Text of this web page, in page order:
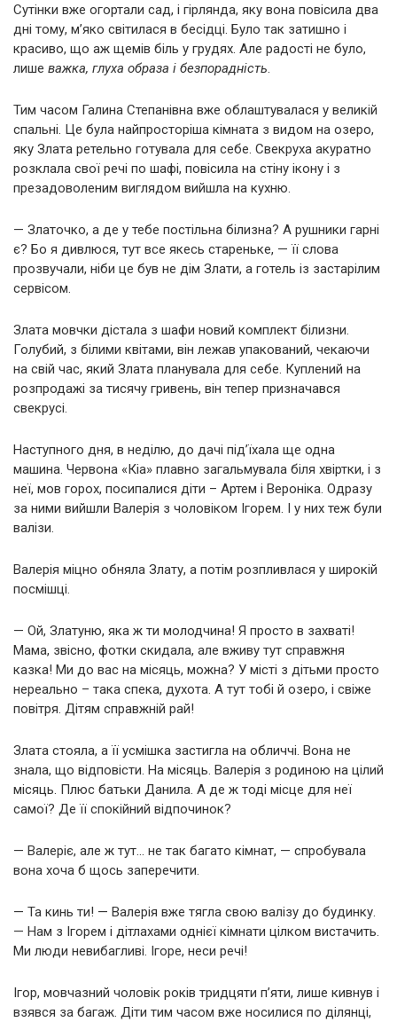
Сутінки вже огортали сад, і гірлянда, яку вона повісила два
дні тому, м’яко світилася в бесідці. Було так затишно і
красиво, що аж щемів біль у грудях. Але радості не було,
лише важка, глуха образа і безпорадність.
Тим часом Галина Степанівна вже облаштувалася у великій
спальні. Це була найпросторіша кімната з видом на озеро,
яку Злата ретельно готувала для себе. Свекруха акуратно
розклала свої речі по шафі, повісила на стіну ікону і з
презадоволеним виглядом вийшла на кухню.
— Златочко, а де у тебе постільна білизна? А рушники гарні
є? Бо я дивлюся, тут все якесь стареньке, — її слова
прозвучали, ніби це був не дім Злати, а готель із застарілим
сервісом.
Злата мовчки дістала з шафи новий комплект білизни.
Голубий, з білими квітами, він лежав упакований, чекаючи
на свій час, який Злата планувала для себе. Куплений на
розпродажі за тисячу гривень, він тепер призначався
свекрусі.
Наступного дня, в неділю, до дачі під’їхала ще одна
машина. Червона «Кіа» плавно загальмувала біля хвіртки, і з
неї, мов горох, посипалися діти – Артем і Вероніка. Одразу
за ними вийшли Валерія з чоловіком Ігорем. І у них теж були
валізи.
Валерія міцно обняла Злату, а потім розпливлася у широкій
посмішці.
— Ой, Златуню, яка ж ти молодчина! Я просто в захваті!
Мама, звісно, фотки скидала, але вживу тут справжня
казка! Ми до вас на місяць, можна? У місті з дітьми просто
нереально – така спека, духота. А тут тобі й озеро, і свіже
повітря. Дітям справжній рай!
Злата стояла, а її усмішка застигла на обличчі. Вона не
знала, що відповісти. На місяць. Валерія з родиною на цілий
місяць. Плюс батьки Данила. А де ж тоді місце для неї
самої? Де її спокійний відпочинок?
— Валеріє, але ж тут… не так багато кімнат, — спробувала
вона хоча б щось заперечити.
— Та кинь ти! — Валерія вже тягла свою валізу до будинку.
— Нам з Ігорем і дітлахами однієї кімнати цілком вистачить.
Ми люди невибагливі. Ігоре, неси речі!
Ігор, мовчазний чоловік років тридцяти п’яти, лише кивнув і
взявся за багаж. Діти тим часом вже носилися по ділянці,